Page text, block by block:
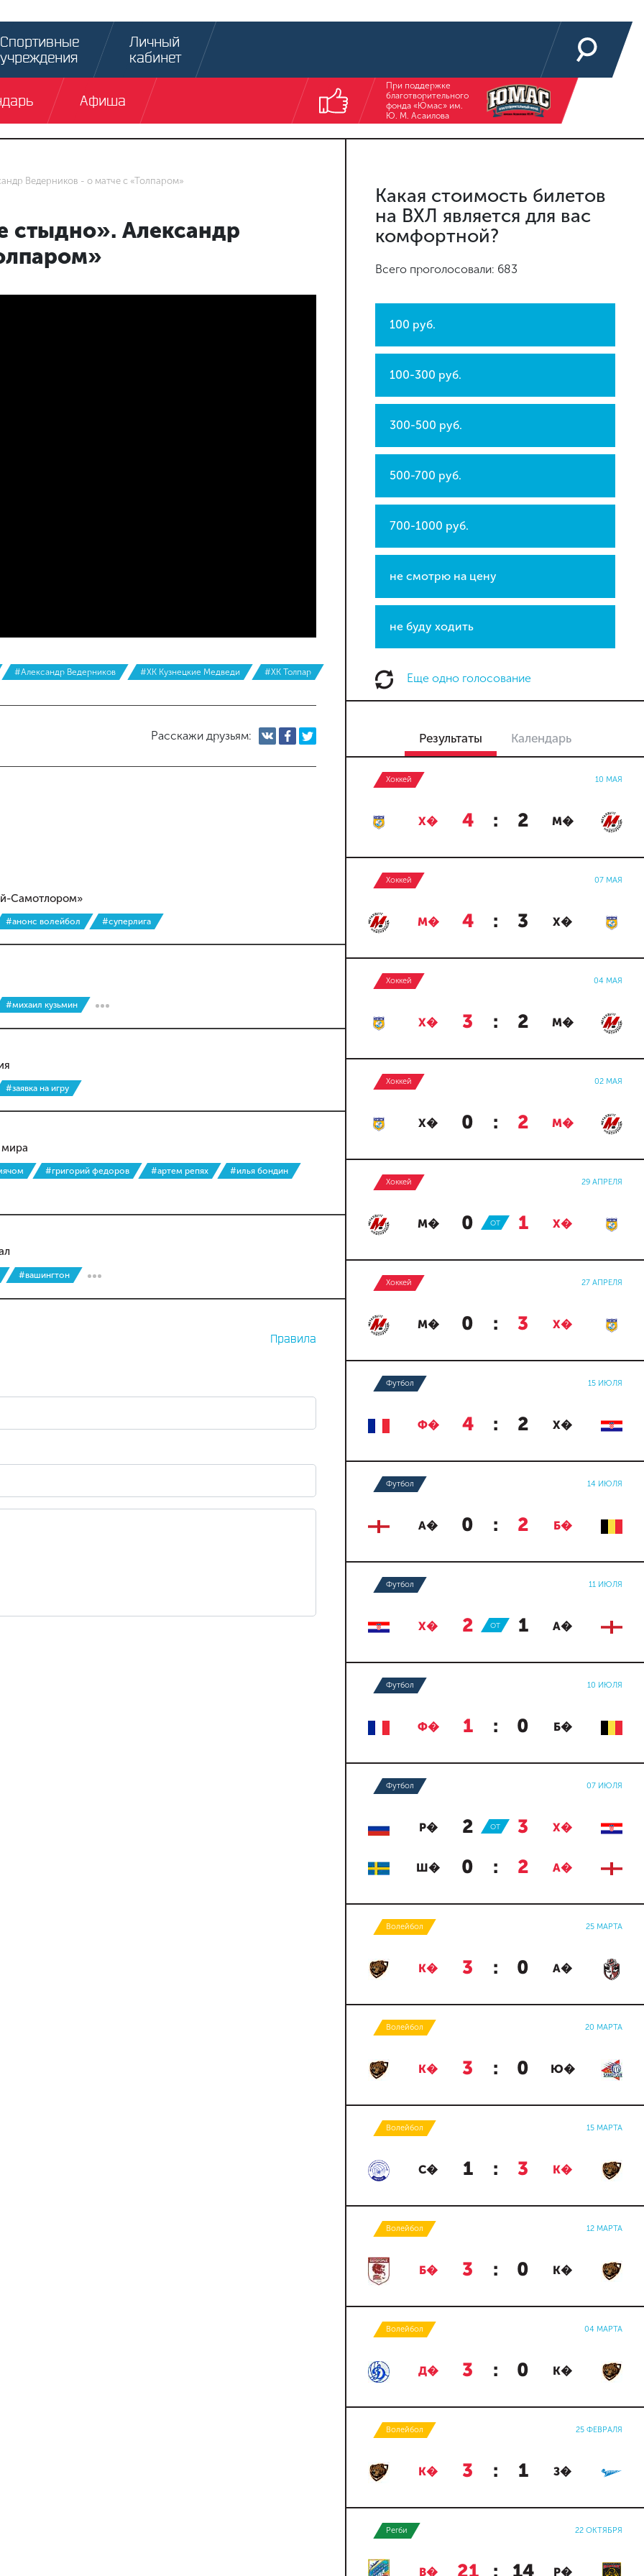
Спортивные
учреждения
Личный
кабинет
Афиша
При поддержке
благотворительного
фонда «Юмас» им.
Ю. М. Асаилова
Ведерников - о матче с «Толпаром»
стыдно». Александр
#Александр Ведерников #ХК Кузнецкие Медведи #ХК Толпар
Расскажи друзьям:
Самотлором»
#анонс волейбол #суперлига
#михаил кузьмин
#заявка на игру
мира
#григорий федоров #артем репях #илья бондин
#вашингтон
Правила
Какая стоимость билетов
на ВХЛ является для вас
комфортной?
Всего проголосовали: 683
100 руб.
100-300 руб.
300-500 руб.
500-700 руб.
700-1000 руб.
не смотрю на цену
не буду ходить
Еще одно голосование
Результаты Календарь
Хоккей 10 МАЯ
Х� 4 : 2 М�
Хоккей 07 МАЯ
М� 4 : 3 Х�
Хоккей 04 МАЯ
Х� 3 : 2 М�
Хоккей 02 МАЯ
Х� 0 : 2 М�
Хоккей 29 АПРЕЛЯ
М� 0 : 1 Х�
ОТ
Хоккей 27 АПРЕЛЯ
М� 0 : 3 Х�
Футбол 15 ИЮЛЯ
Ф� 4 : 2 Х�
Футбол 14 ИЮЛЯ
А� 0 : 2 Б�
Футбол 11 ИЮЛЯ
Х� 2 : 1 А�
ОТ
Футбол 10 ИЮЛЯ
Ф� 1 : 0 Б�
Футбол 07 ИЮЛЯ
Р� 2 : 3 Х�
ОТ
Ш� 0 : 2 А�
Волейбол 25 МАРТА
К� 3 : 0 А�
Волейбол 20 МАРТА
К� 3 : 0 Ю�
Волейбол 15 МАРТА
С� 1 : 3 К�
Волейбол 12 МАРТА
Б� 3 : 0 К�
Волейбол 04 МАРТА
Д� 3 : 0 К�
Волейбол 25 ФЕВРАЛЯ
К� 3 : 1 З�
Регби 22 ОКТЯБРЯ
В� 21 : 14 Р�